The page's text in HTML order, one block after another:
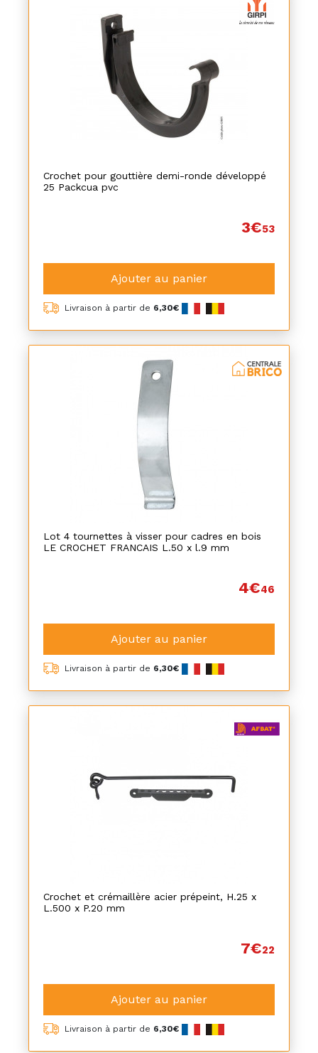
Crochet pour gouttière demi-ronde développé
25 Packcua pvc
3€53
Ajouter au panier
Livraison à partir de 6,30€
Lot 4 tournettes à visser pour cadres en bois
LE CROCHET FRANCAIS L.50 x l.9 mm
4€46
Ajouter au panier
Livraison à partir de 6,30€
Crochet et crémaillère acier prépeint, H.25 x
L.500 x P.20 mm
7€22
Ajouter au panier
Livraison à partir de 6,30€